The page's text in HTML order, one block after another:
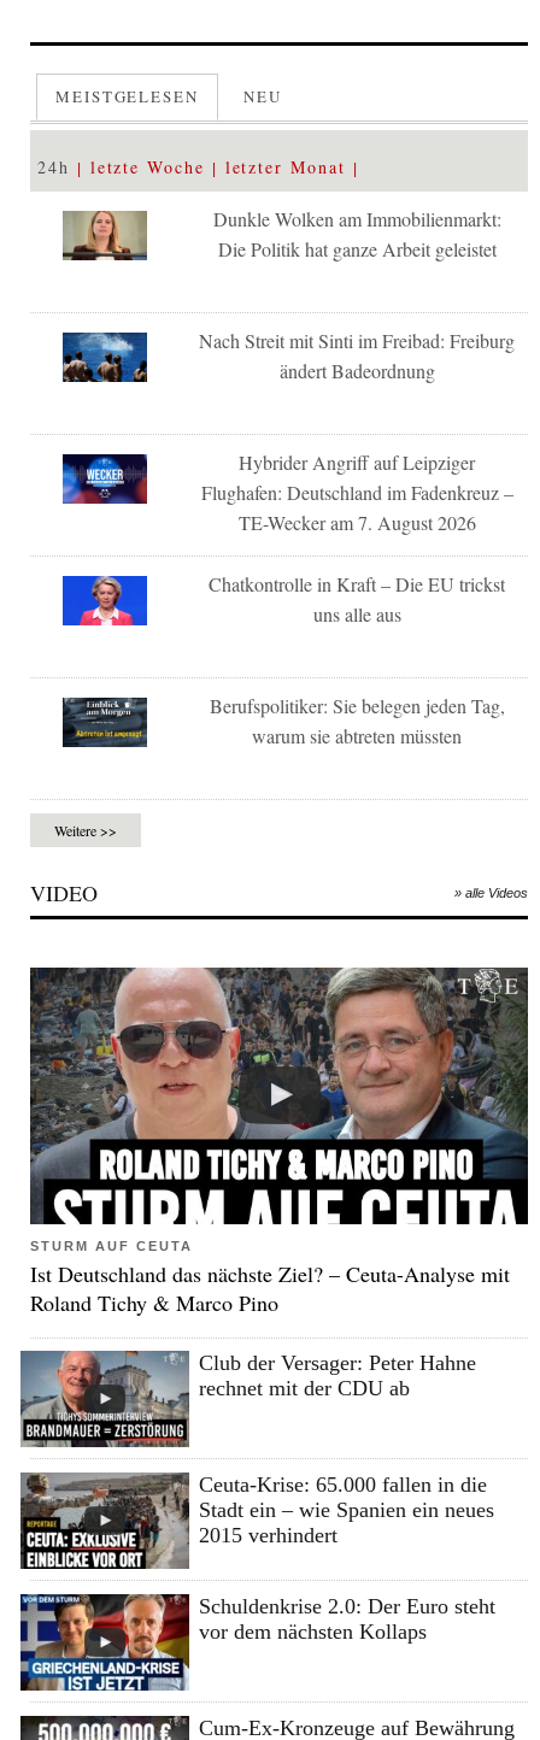
MEISTGELESEN NEU
24h letzte Woche letzter Monat
Dunkle Wolken am Immobilienmarkt:
Die Politik hat ganze Arbeit geleistet
Nach Streit mit Sinti im Freibad: Freiburg
ändert Badeordnung
Hybrider Angriff auf Leipziger
Flughafen: Deutschland im Fadenkreuz –
TE-Wecker am 7. August 2026
Chatkontrolle in Kraft – Die EU trickst
uns alle aus
Berufspolitiker: Sie belegen jeden Tag,
warum sie abtreten müssten
Weitere >>
VIDEO » alle Videos
STURM AUF CEUTA
Ist Deutschland das nächste Ziel? – Ceuta-Analyse mit
Roland Tichy & Marco Pino
Club der Versager: Peter Hahne
rechnet mit der CDU ab
Ceuta-Krise: 65.000 fallen in die
Stadt ein – wie Spanien ein neues
2015 verhindert
Schuldenkrise 2.0: Der Euro steht
vor dem nächsten Kollaps
Cum-Ex-Kronzeuge auf Bewährung